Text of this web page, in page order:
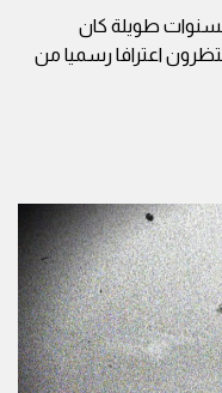
طويلة كان
اعترافا رسميا من